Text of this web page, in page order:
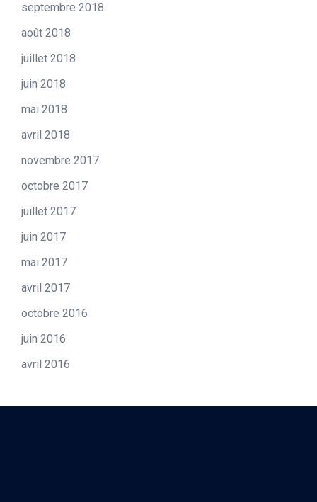
septembre 2018
août 2018
juillet 2018
juin 2018
mai 2018
avril 2018
novembre 2017
octobre 2017
juillet 2017
juin 2017
mai 2017
avril 2017
octobre 2016
juin 2016
avril 2016